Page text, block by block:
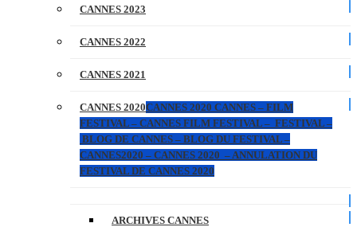
CANNES 2023
CANNES 2022
CANNES 2021
CANNES 2020CANNES 2020 CANNES – FILM
FESTIVAL – CANNES FILM FESTIVAL – FESTIVAL –
BLOG DE CANNES – BLOG DU FESTIVAL –
CANNES2020 – CANNES 2020 – ANNULATION DU
FESTIVAL DE CANNES 2020
ARCHIVES CANNES